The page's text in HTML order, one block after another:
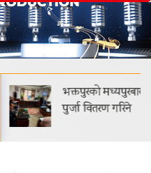
साउनभित्रै स्थायी जग्गाधनी